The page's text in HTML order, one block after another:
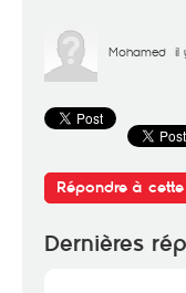
Mohamed il
Répondre à
Dernières